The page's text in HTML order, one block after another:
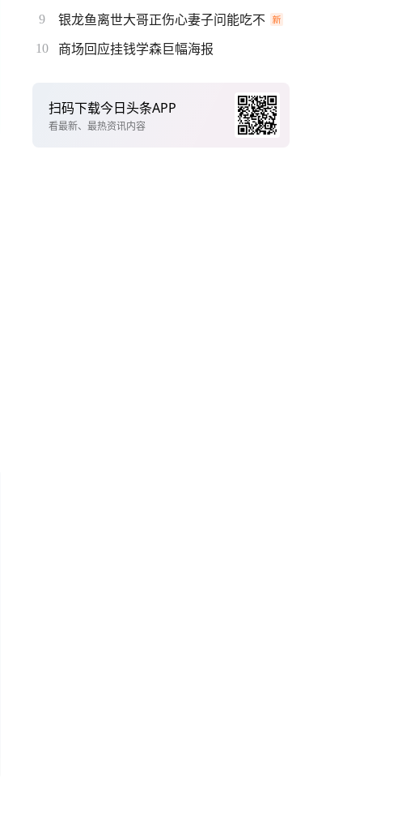
9 银龙鱼离世大哥正伤心妻子问能吃不
10 商场回应挂钱学森巨幅海报
扫码下载今日头条APP
看最新、最热资讯内容